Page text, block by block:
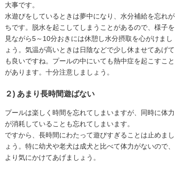
大事です。
水遊びをしているときは夢中になり、水分補給を忘れが
ちです。脱水を起こしてしまうことがあるので、様子を
見ながら5～10分おきには休憩し水分摂取を心がけまし
ょう。気温が高いときは日陰などで少し休ませてあげて
も良いですね。プールの中にいても熱中症を起こすこと
があります。十分注意しましょう。
２) あまり長時間遊ばない
プールは楽しく時間を忘れてしまいますが、同時に体力
が消耗していることも忘れてしまいます。
ですから、長時間にわたって遊びすぎることは止めまし
ょう。特に幼犬や老犬は成犬と比べて体力がないので、
より気にかけてあげましょう。